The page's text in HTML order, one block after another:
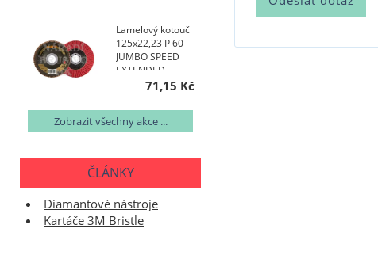
Lamelový kotouč
125x22,23 P 60
JUMBO SPEED
EXTENDED
TOPline talířový
71,15 Kč
Zobrazit všechny akce ...
ČLÁNKY
Diamantové nástroje
Kartáče 3M Bristle